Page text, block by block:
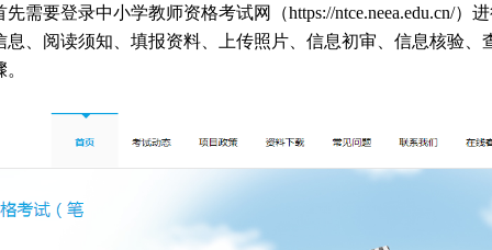
需要登录中小学教师资格考试网（https://ntce.neea.edu.cn/）
、阅读须知、填报资料、上传照片、信息初审、信息核验、